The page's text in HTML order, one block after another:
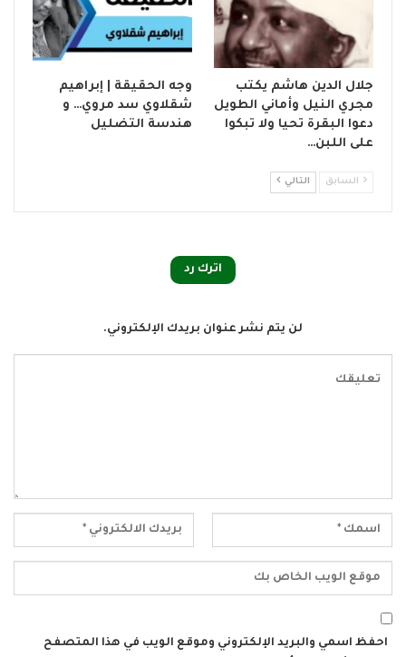
جلال الدين هاشم يكتب
مجري النيل وأماني الطويل
دعوا البقرة تحيا ولا تبكوا
على اللبن…
وجه الحقيقة | إبراهيم
شقلاوي سد مروي… و
هندسة التضليل
السابق التالي
اترك رد
لن يتم نشر عنوان بريدك الإلكتروني.
احفظ اسمي والبريد الإلكتروني وموقع الويب في هذا المتصفح